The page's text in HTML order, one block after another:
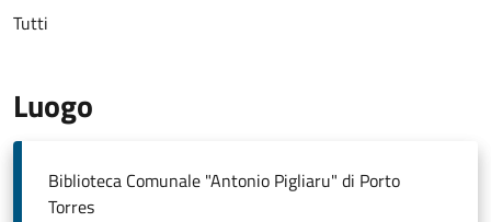
Tutti
Luogo
Biblioteca Comunale "Antonio Pigliaru" di Porto
Torres